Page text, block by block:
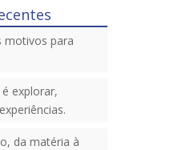
motivos para
explorar,
da matéria à